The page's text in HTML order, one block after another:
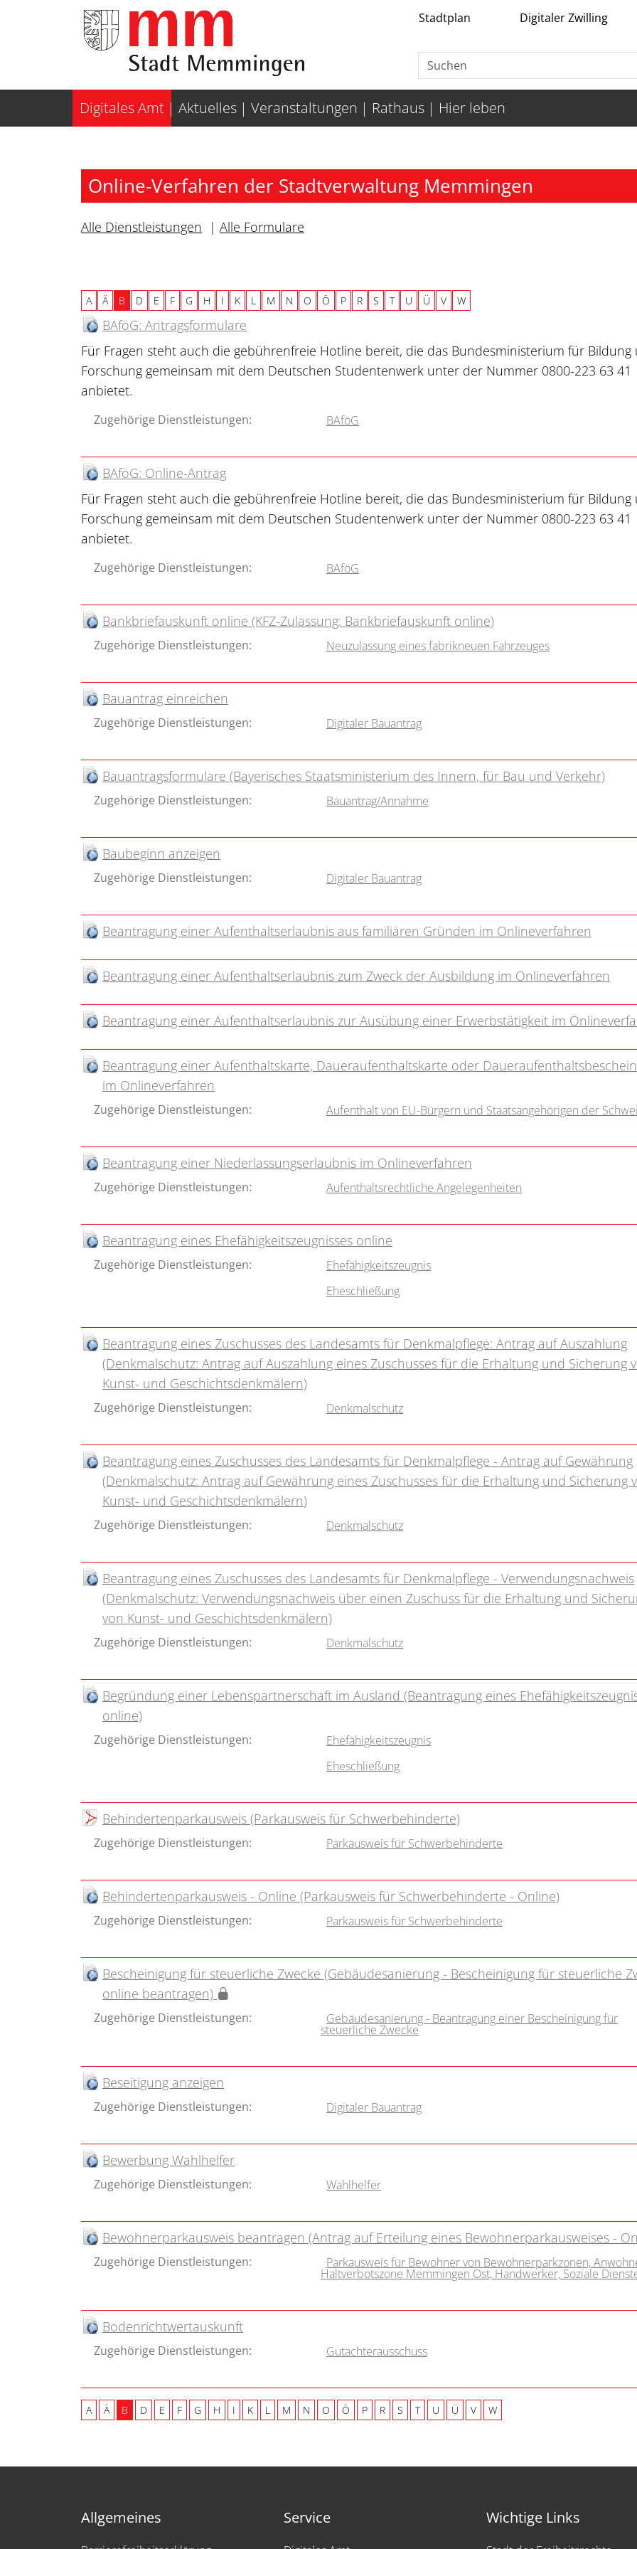
Weiter zur Navigation Weiter zum Inhalt Stadtplan Digitaler Zwilling
Digitales Amt Aktuelles Veranstaltungen Rathaus Hier leben
Online-Verfahren der Stadtverwaltung Memmingen
Alle Dienstleistungen | Alle Formulare
A Ä B D E F G H I K L M N O Ö P R S T U Ü V W
BAföG: Antragsformulare
Für Fragen steht auch die gebührenfreie Hotline bereit, die das Bundesministerium für Bildung
Forschung gemeinsam mit dem Deutschen Studentenwerk unter der Nummer 0800-223 63 41
anbietet.
Zugehörige Dienstleistungen: BAföG
BAföG: Online-Antrag
Für Fragen steht auch die gebührenfreie Hotline bereit, die das Bundesministerium für Bildung
Forschung gemeinsam mit dem Deutschen Studentenwerk unter der Nummer 0800-223 63 41
anbietet.
Zugehörige Dienstleistungen: BAföG
Bankbriefauskunft online (KFZ-Zulassung: Bankbriefauskunft online)
Zugehörige Dienstleistungen: Neuzulassung eines fabrikneuen Fahrzeuges
Bauantrag einreichen
Zugehörige Dienstleistungen: Digitaler Bauantrag
Bauantragsformulare (Bayerisches Staatsministerium des Innern, für Bau und Verkehr)
Zugehörige Dienstleistungen: Bauantrag/Annahme
Baubeginn anzeigen
Zugehörige Dienstleistungen: Digitaler Bauantrag
Beantragung einer Aufenthaltserlaubnis aus familiären Gründen im Onlineverfahren
Beantragung einer Aufenthaltserlaubnis zum Zweck der Ausbildung im Onlineverfahren
Beantragung einer Aufenthaltserlaubnis zur Ausübung einer Erwerbstätigkeit im
Beantragung einer Aufenthaltskarte, Daueraufenthaltskarte oder
im Onlineverfahren
Zugehörige Dienstleistungen: Aufenthalt von EU-Bürgern und Staatsangehörigen der
Beantragung einer Niederlassungserlaubnis im Onlineverfahren
Zugehörige Dienstleistungen: Aufenthaltsrechtliche Angelegenheiten
Beantragung eines Ehefähigkeitszeugnisses online
Zugehörige Dienstleistungen:
Ehefähigkeitszeugnis
Eheschließung
Beantragung eines Zuschusses des Landesamts für Denkmalpflege: Antrag auf Auszahlung
(Denkmalschutz: Antrag auf Auszahlung eines Zuschusses für die Erhaltung und Sicherung
Kunst- und Geschichtsdenkmälern)
Zugehörige Dienstleistungen: Denkmalschutz
Beantragung eines Zuschusses des Landesamts für Denkmalpflege - Antrag auf Gewährung
(Denkmalschutz: Antrag auf Gewährung eines Zuschusses für die Erhaltung und Sicherung
Kunst- und Geschichtsdenkmälern)
Zugehörige Dienstleistungen: Denkmalschutz
Beantragung eines Zuschusses des Landesamts für Denkmalpflege - Verwendungsnachweis
(Denkmalschutz: Verwendungsnachweis über einen Zuschuss für die Erhaltung und
von Kunst- und Geschichtsdenkmälern)
Zugehörige Dienstleistungen: Denkmalschutz
Begründung einer Lebenspartnerschaft im Ausland (Beantragung eines
online)
Zugehörige Dienstleistungen:
Ehefähigkeitszeugnis
Eheschließung
Behindertenparkausweis (Parkausweis für Schwerbehinderte)
Zugehörige Dienstleistungen: Parkausweis für Schwerbehinderte
Behindertenparkausweis - Online (Parkausweis für Schwerbehinderte - Online)
Zugehörige Dienstleistungen: Parkausweis für Schwerbehinderte
Bescheinigung für steuerliche Zwecke (Gebäudesanierung - Bescheinigung für steuerliche
online beantragen)
Zugehörige Dienstleistungen: Gebäudesanierung - Beantragung einer Bescheinigung für
steuerliche Zwecke
Beseitigung anzeigen
Zugehörige Dienstleistungen: Digitaler Bauantrag
Bewerbung Wahlhelfer
Zugehörige Dienstleistungen: Wahlhelfer
Bewohnerparkausweis beantragen (Antrag auf Erteilung eines Bewohnerparkausweises -
Zugehörige Dienstleistungen: Parkausweis für Bewohner von Bewohnerparkzonen,
Haltverbotszone Memmingen Ost, Handwerker, Soziale
Bodenrichtwertauskunft
Zugehörige Dienstleistungen: Gutachterausschuss
A Ä B D E F G H I K L M N O Ö P R S T U Ü V W
Allgemeines Service Wichtige Links